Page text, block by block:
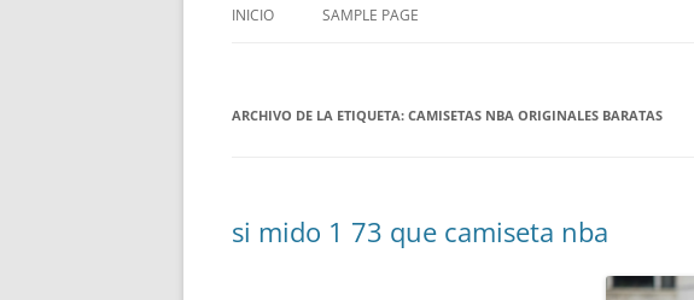
INICIO SAMPLE PAGE
ARCHIVO DE LA ETIQUETA: CAMISETAS NBA ORIGINALES BARATAS
si mido 1 73 que camiseta nba